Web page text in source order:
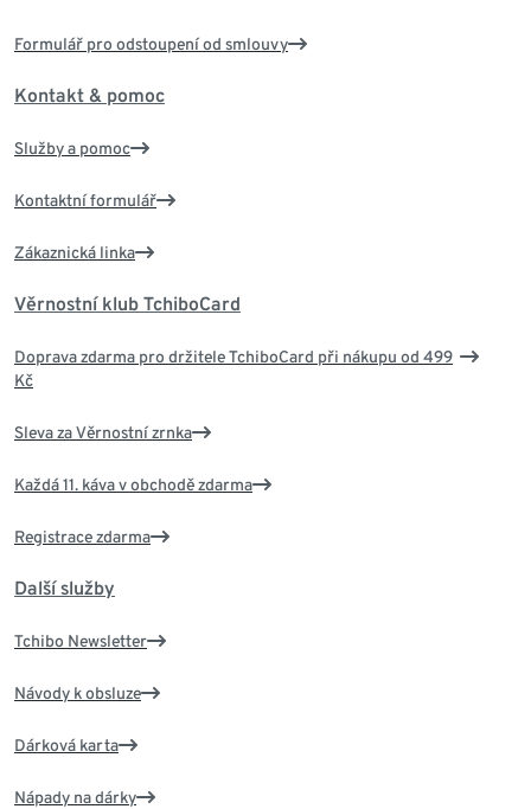
Formulář pro odstoupení od smlouvy
Kontakt & pomoc
Služby a pomoc
Kontaktní formulář
Zákaznická linka
Věrnostní klub TchiboCard
Doprava zdarma pro držitele TchiboCard při nákupu od 499
Kč
Sleva za Věrnostní zrnka
Každá 11. káva v obchodě zdarma
Registrace zdarma
Další služby
Tchibo Newsletter
Návody k obsluze
Dárková karta
Nápady na dárky